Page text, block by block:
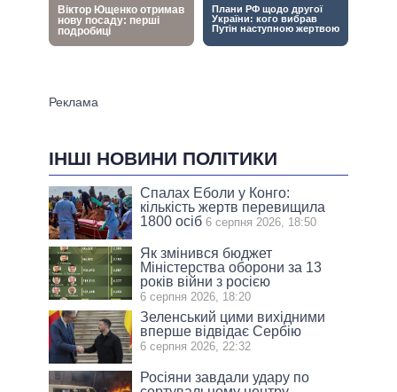
ІНШІ НОВИНИ ПОЛІТИКИ
Спалах Еболи у Конго:
кількість жертв перевищила
1800 осіб 6 серпня 2026, 18:50
Як змінився бюджет
Міністерства оборони за 13
років війни з росією
6 серпня 2026, 18:20
Зеленський цими вихідними
вперше відвідає Сербію
6 серпня 2026, 22:32
Росіяни завдали удару по